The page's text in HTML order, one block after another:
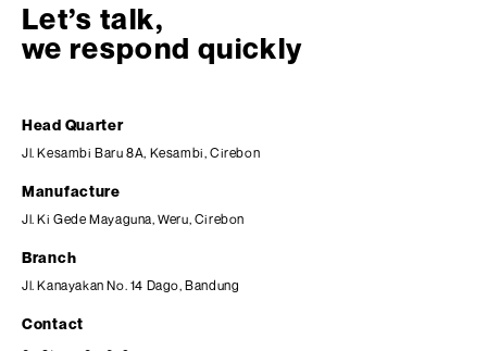
Let’s talk,
we respond quickly
Head Quarter
Jl. Kesambi Baru 8A, Kesambi, Cirebon
Manufacture
Jl. Ki Gede Mayaguna, Weru, Cirebon
Branch
Jl. Kanayakan No. 14 Dago, Bandung
Contact